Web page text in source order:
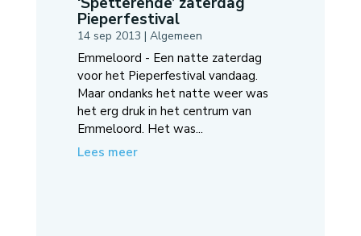
Pieperfestival
14 sep 2013 | Algemeen
Emmeloord - Een natte zaterdag
voor het Pieperfestival vandaag.
Maar ondanks het natte weer was
het erg druk in het centrum van
Emmeloord. Het was...
Lees meer